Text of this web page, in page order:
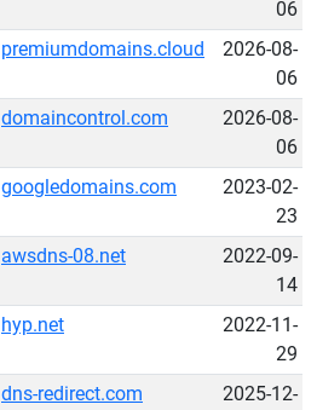
06
premiumdomains.cloud
2026-08-
06
domaincontrol.com
2026-08-
06
googledomains.com
2023-02-
23
awsdns-08.net
2022-09-
14
hyp.net
2022-11-
29
dns-redirect.com
2025-12-